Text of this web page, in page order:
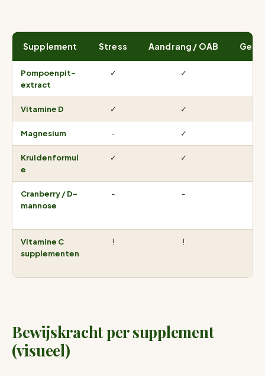
Supplement Stress Aandrang / OAB
Pompoenpit-
extract
✓ ✓
Vitamine D ✓ ✓
Magnesium - ✓
Kruidenformul
e
✓ ✓
Cranberry / D-
mannose
- -
Vitamine C
supplementen
! !
Bewijskracht per supplement
(visueel)